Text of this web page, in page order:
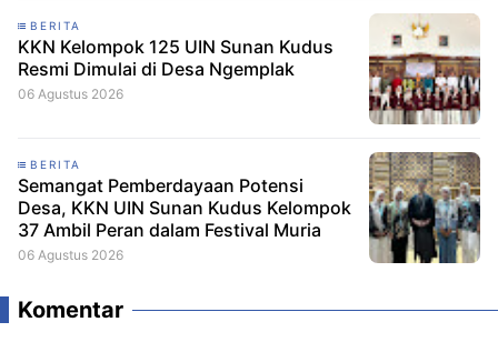
BERITA
KKN Kelompok 125 UIN Sunan Kudus
Resmi Dimulai di Desa Ngemplak
06 Agustus 2026
BERITA
Semangat Pemberdayaan Potensi
Desa, KKN UIN Sunan Kudus Kelompok
37 Ambil Peran dalam Festival Muria
06 Agustus 2026
Komentar